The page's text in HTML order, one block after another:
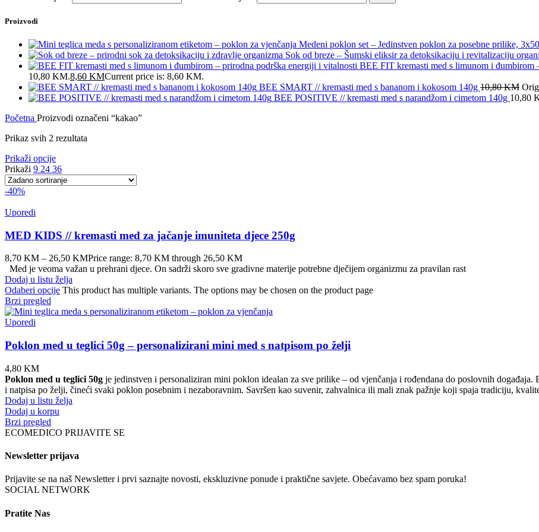
Proizvodi
Medeni poklon set – Jedinstven poklon za posebne prilike,
Sok od breze – Šumski eliksir za detoksikaciju i revitalizaciju
BEE FIT kremasti med s limunom i đumbirom
10,80 KM.8,60 KMCurrent price is: 8,60 KM.
BEE SMART // kremasti med s bananom i kokosom 140g 10,80KM
BEE POSITIVE // kremasti med s narandžom i cimetom 140g 10,80
Početna Proizvodi označeni “kakao”
Prikaz svih 2 rezultata
Prikaži opcije
Prikaži 9 24 36
-40%
Uporedi
MED KIDS // kremasti med za jačanje imuniteta djece 250g
8,70 KM – 26,50 KMPrice range: 8,70 KM through 26,50 KM
Med je veoma važan u prehrani djece. On sadrži skoro sve gradivne materije potrebne dječijem organizmu za pravilan rast
Dodaj u listu želja
Odaberi opcije This product has multiple variants. The options may be chosen on the product page
Brzi pregled
Uporedi
Poklon med u teglici 50g – personalizirani mini med s natpisom po želji
4,80 KM
Poklon med u teglici 50g je jedinstven i personaliziran mini poklon idealan za sve prilike – od vjenčanja i rođendana do poslovnih
i natpisa po želji, čineći svaki poklon posebnim i nezaboravnim. Savršen kao suvenir, zahvalnica ili mali znak pažnje koji spaja tradiciju,
Dodaj u listu želja
Dodaj u korpu
Brzi pregled
ECOMEDICO PRIJAVITE SE
Newsletter prijava
Prijavite se na naš Newsletter i prvi saznajte novosti, ekskluzivne ponude i praktične savjete. Obećavamo bez spam poruka!
SOCIAL NETWORK
Pratite Nas